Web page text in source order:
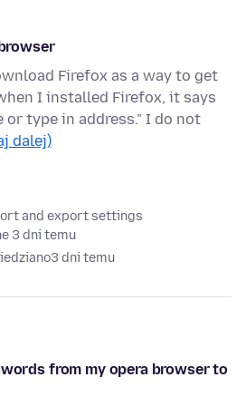
Firefox as a way to get
I installed Firefox, it says
or type in address." I do not
dalej)
and export settings
3 dni temu
3 dni temu
from my opera browser to